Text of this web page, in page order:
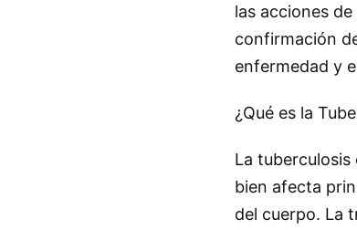
las acciones
confirmación
enfermedad y
¿Qué es la
La
bien afecta
del cuerpo. La